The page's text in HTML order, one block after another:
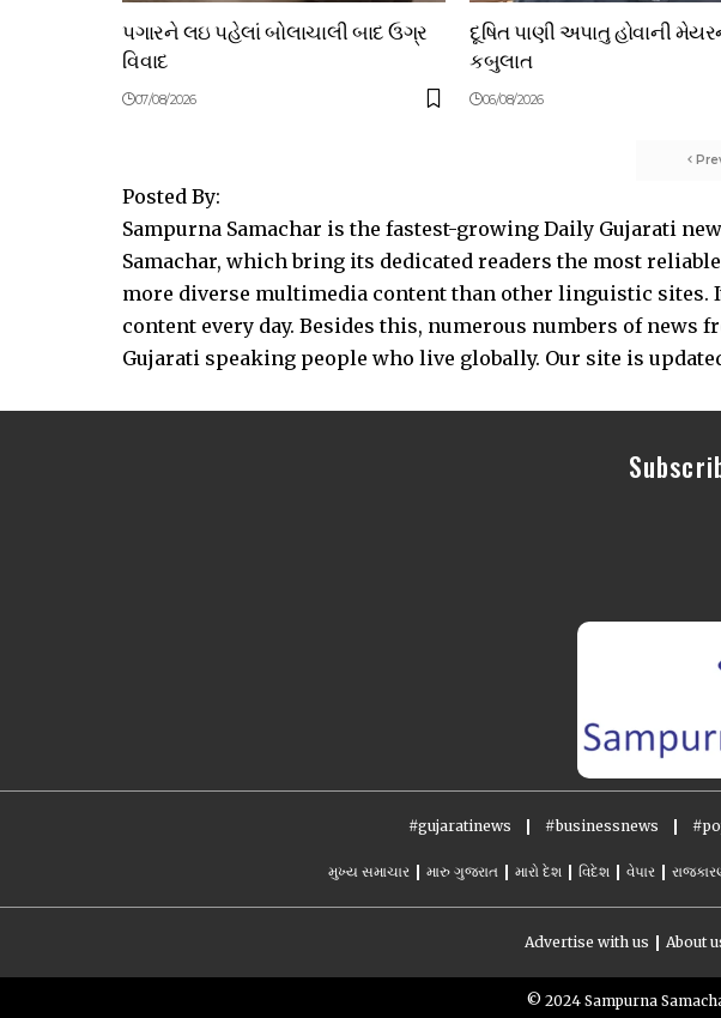
પગારને લઇ પહેલાં બોલાચાલી બાદ ઉગ્ર
વિવાદ
07/08/2026
દૂષિત પાણી અપાતુ હોવાની
કબુલાત
06/08/2026
Posted By:
Sampurna Samachar is the fastest-growing Daily Gujarati
Samachar, which bring its dedicated readers the most
more diverse multimedia content than other linguistic sites.
content every day. Besides this, numerous numbers of news
Gujarati speaking people who live globally. Our site is
#gujaratinews #businessnews
મુખ્ય સમાચાર મારુ ગુજરાત મારો દેશ વિદેશ વેપાર
Advertise with us About
©️ 2024 Sampurna